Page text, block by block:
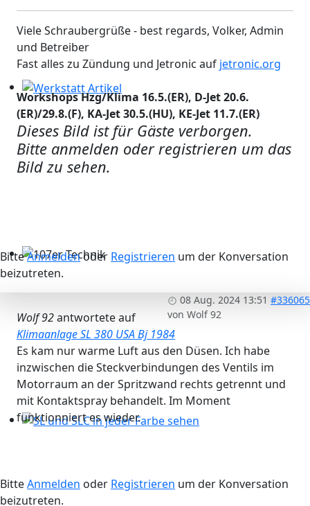
Werkstatt Artikel
107er Technik
Viele Schraubergrüße - best regards, Volker, Admin
und Betreiber
Fast alles zu Zündung und Jetronic auf jetronic.org
Workshops Hzg/Klima 16.5.(ER), D-Jet 20.6.
(ER)/29.8.(F), KA-Jet 30.5.(HU), KE-Jet 11.7.(ER)
Dieses Bild ist für Gäste verborgen.
Bitte anmelden oder registrieren um das
Bild zu sehen.
BitteAnmeldenoder Registrieren um der Konversation
beizutreten.
08 Aug. 2024 13:51 #336065
von Wolf 92
Wolf 92antwortete auf
Klimaanlage SL 380 USA Bj 1984
Es kam nur warme Luft aus den Düsen. Ich habe
inzwischen die Steckverbindungen des Ventils im
Motorraum an der Spritzwand rechts getrennt und
mit Kontaktspray behandelt. Im Moment
funktionniert es wieder.
BitteAnmelden oder Registrieren um der Konversation
beizutreten.